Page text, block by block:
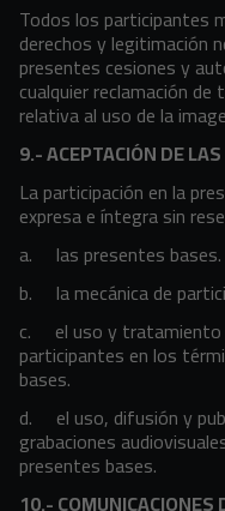
Todos los participantes
derechos y legitimación
presentes cesiones y
cualquier reclamación de
relativa al uso de la
9.- ACEPTACIÓN DE
La participación en la
expresa e íntegra sin
a. las presentes bases.
b. la mecánica de
c. el uso y tratamiento
participantes en los
bases.
d. el uso, difusión y
grabaciones
presentes bases.
10.- COMUNICACIONES